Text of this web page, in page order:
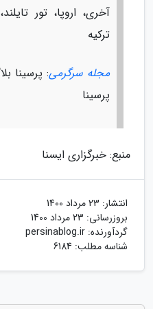
آخری، اروپا، تور
ترکیه
مجله سرگرمی: پرسینا
پرسینا
منبع: خبرگزاری ایسنا
انتشار: 23 مرداد 1400
بروزرسانی: 23 مرداد 1400
گردآورنده: persinablog.ir
شناسه مطلب: 6184